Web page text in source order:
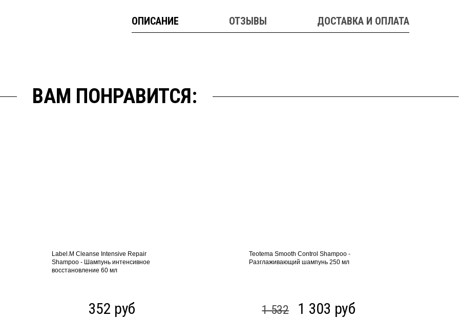
ОПИСАНИЕ ОТЗЫВЫ ДОСТАВКА И ОПЛАТА
ВАМ ПОНРАВИТСЯ:
Label.M Cleanse Intensive Repair
Shampoo - Шампунь интенсивное
восстановление 60 мл
352 руб
Teotema Smooth Control Shampoo -
Разглаживающий шампунь 250 мл
1 532 1 303 руб